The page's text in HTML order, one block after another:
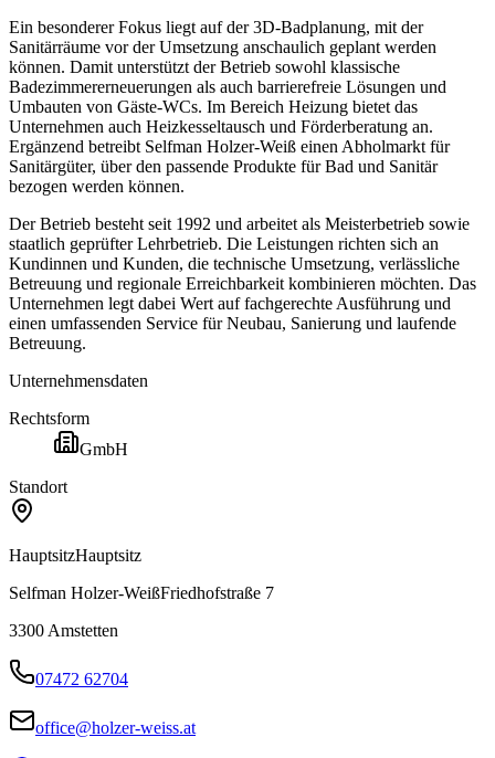
Ein besonderer Fokus liegt auf der 3D-Badplanung, mit der
Sanitärräume vor der Umsetzung anschaulich geplant werden
können. Damit unterstützt der Betrieb sowohl klassische
Badezimmererneuerungen als auch barrierefreie Lösungen und
Umbauten von Gäste-WCs. Im Bereich Heizung bietet das
Unternehmen auch Heizkesseltausch und Förderberatung an.
Ergänzend betreibt Selfman Holzer-Weiß einen Abholmarkt für
Sanitärgüter, über den passende Produkte für Bad und Sanitär
bezogen werden können.
Der Betrieb besteht seit 1992 und arbeitet als Meisterbetrieb sowie
staatlich geprüfter Lehrbetrieb. Die Leistungen richten sich an
Kundinnen und Kunden, die technische Umsetzung, verlässliche
Betreuung und regionale Erreichbarkeit kombinieren möchten. Das
Unternehmen legt dabei Wert auf fachgerechte Ausführung und
einen umfassenden Service für Neubau, Sanierung und laufende
Betreuung.
Unternehmensdaten
Rechtsform
GmbH
Standort
HauptsitzHauptsitz
Selfman Holzer-WeißFriedhofstraße 7
3300 Amstetten
07472 62704
office@holzer-weiss.at